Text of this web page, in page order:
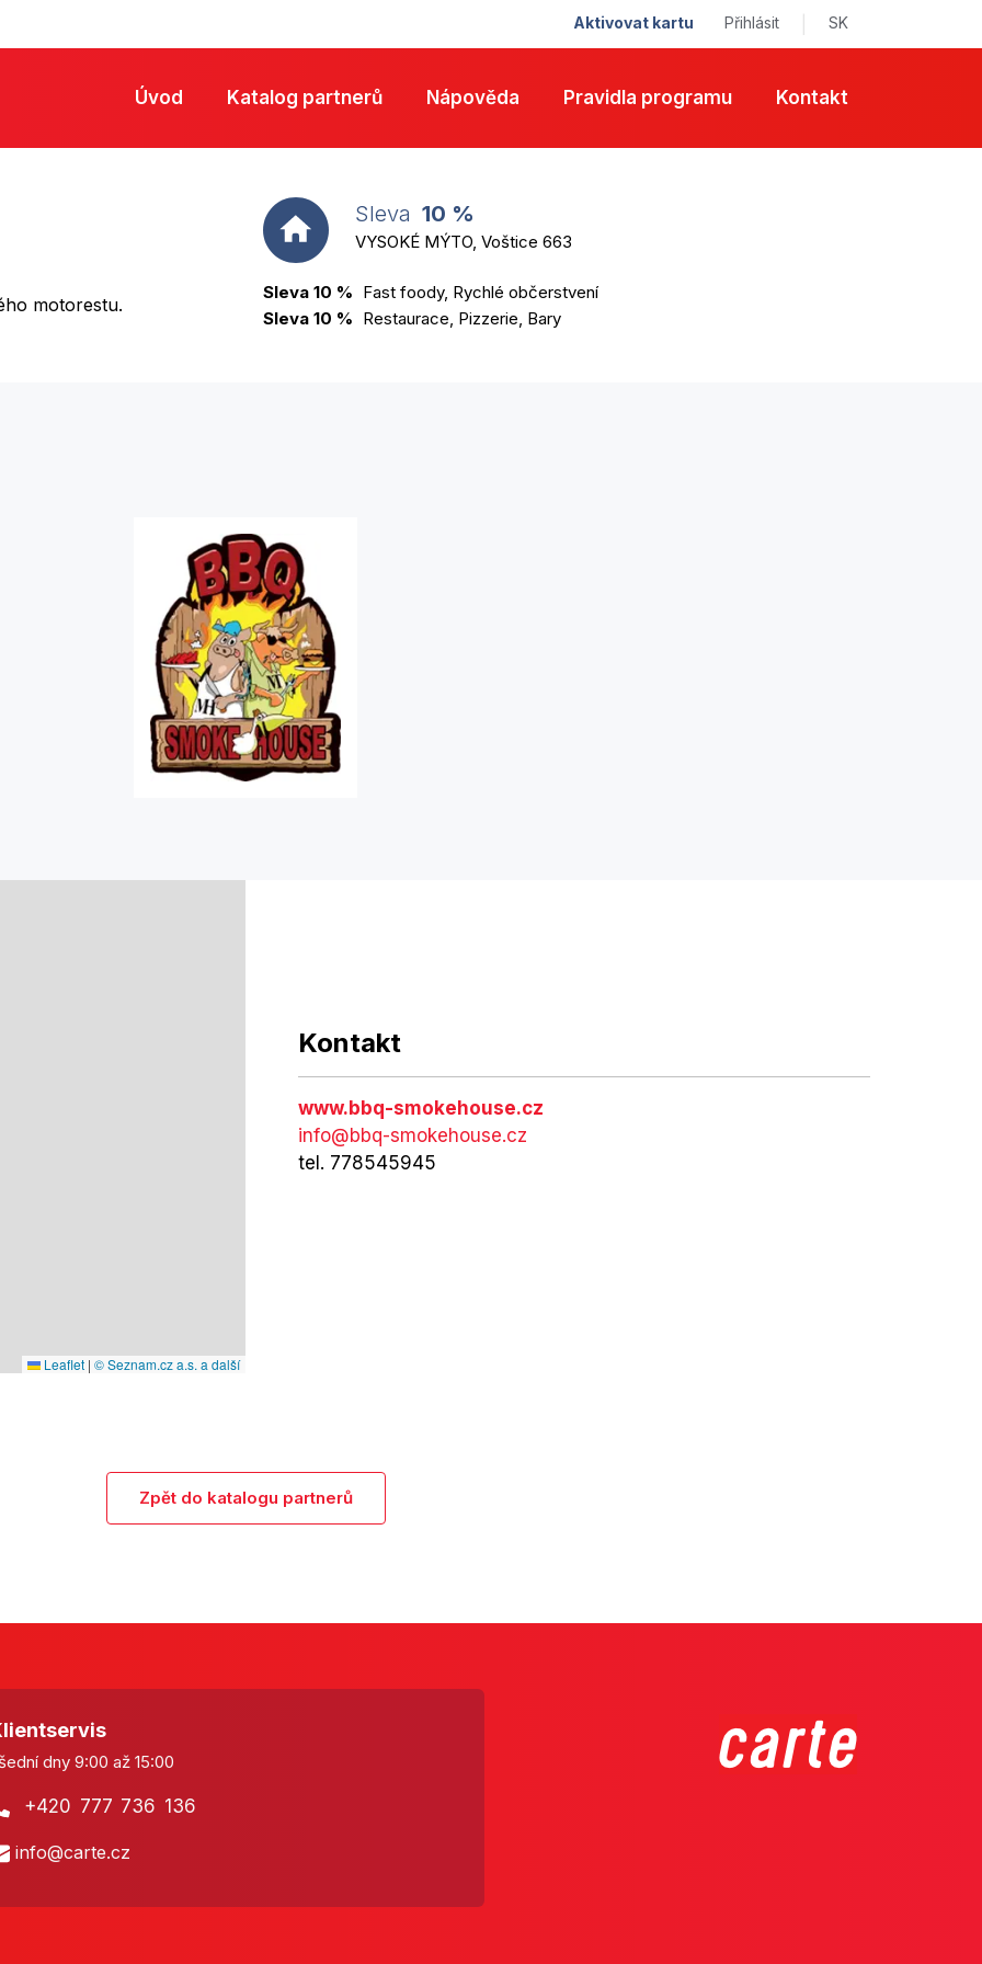
Aktivovat kartu Přihlásit SK
Úvod Katalog partnerů Nápověda Pravidla programu Kontakt
motorestu.
Sleva 10 %
VYSOKÉ MÝTO, Voštice 663
Sleva 10 % Fast foody, Rychlé občerstvení
Sleva 10 % Restaurace, Pizzerie, Bary
Leaflet | © Seznam.cz a.s. a další
Kontakt
www.bbq-smokehouse.cz
info@bbq-smokehouse.cz
tel. 778545945
Zpět do katalogu partnerů
dny 9:00 až 15:00
+420 777 736 136
info@carte.cz